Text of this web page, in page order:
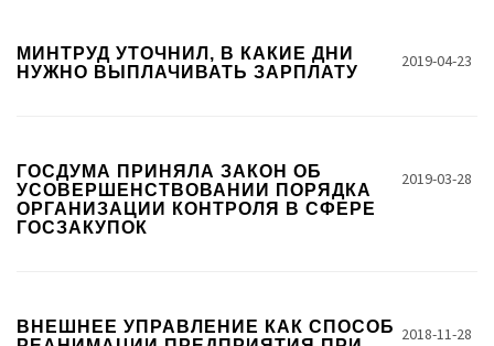
2019-04-23
МИНТРУД УТОЧНИЛ, В КАКИЕ ДНИ
НУЖНО ВЫПЛАЧИВАТЬ ЗАРПЛАТУ
2019-03-28
ГОСДУМА ПРИНЯЛА ЗАКОН ОБ
УСОВЕРШЕНСТВОВАНИИ ПОРЯДКА
ОРГАНИЗАЦИИ КОНТРОЛЯ В СФЕРЕ
ГОСЗАКУПОК
2018-11-28
ВНЕШНЕЕ УПРАВЛЕНИЕ КАК СПОСОБ